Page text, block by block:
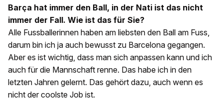
Barça hat immer den Ball, in der Nati ist das nicht
immer der Fall. Wie ist das für Sie?
Alle Fussballerinnen haben am liebsten den Ball am Fuss,
darum bin ich ja auch bewusst zu Barcelona gegangen.
Aber es ist wichtig, dass man sich anpassen kann und ich
auch für die Mannschaft renne. Das habe ich in den
letzten Jahren gelernt. Das gehört dazu, auch wenn es
nicht der coolste Job ist.